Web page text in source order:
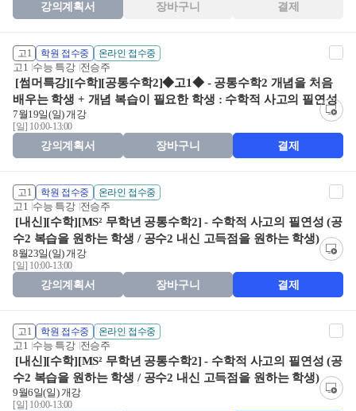
강의계획서 장바구니 결제
고1 학원 접수중 온라인 접수중
고1 수능 특강 전승주
[썸머특강][수학][공통수학2]◆고1◆ - 공통수학2 개념을 처음
배우는 학생 + 개념 복습이 필요한 학생 : 수학적 사고의 필연성
7월19일(일) 개강
[일] 10:00-13:00
강의계획서 장바구니 결제
고1 학원 접수중 온라인 접수중
고1 수능 특강 전승주
[내신][수학][MS² 무학년 공통수학2] - 수학적 사고의 필연성 (공
수2 복습을 원하는 학생 / 공수2 내신 고득점을 원하는 학생)
8월23일(일) 개강
[일] 10:00-13:00
강의계획서 장바구니 결제
고1 학원 접수중 온라인 접수중
고1 수능 특강 전승주
[내신][수학][MS² 무학년 공통수학2] - 수학적 사고의 필연성 (공
수2 복습을 원하는 학생 / 공수2 내신 고득점을 원하는 학생)
9월6일(일) 개강
[일] 10:00-13:00